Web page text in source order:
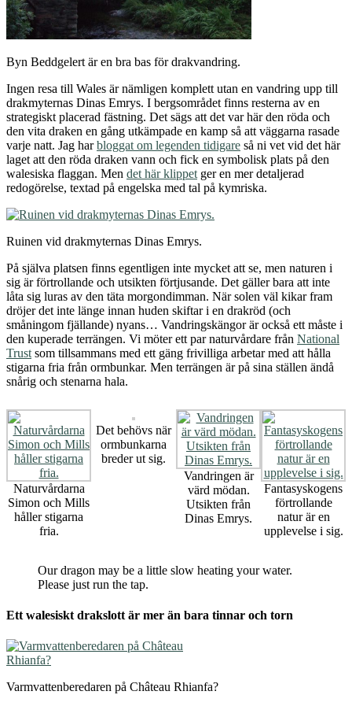
Byn Beddgelert är en bra bas för drakvandring.
Ingen resa till Wales är nämligen komplett utan en vandring upp till
drakmyternas Dinas Emrys. I bergsområdet finns resterna av en
strategiskt placerad fästning. Det sägs att det var här den röda och
den vita draken en gång utkämpade en kamp så att väggarna rasade
varje natt. Jag harbloggat om legenden tidigare så ni vet vid det här
laget att den röda draken vann och fick en symbolisk plats på den
walesiska flaggan. Men det här klippet ger en mer detaljerad
redogörelse, textad på engelska med tal på kymriska.
Ruinen vid drakmyternas Dinas Emrys.
På själva platsen finns egentligen inte mycket att se, men naturen i
sig är förtrollande och utsikten förtjusande. Det gäller bara att inte
låta sig luras av den täta morgondimman. När solen väl kikar fram
dröjer det inte länge innan huden skiftar i en drakröd (och
småningom fjällande) nyans… Vandringskängor är också ett måste i
den kuperade terrängen. Vi möter ett par naturvårdare från National
Trust som tillsammans med ett gäng frivilliga arbetar med att hålla
stigarna fria från ormbunkar. Men terrängen är på sina ställen ändå
snårig och stenarna hala.
Naturvårdarna
Simon och Mills
håller stigarna
fria.
Det behövs när
ormbunkarna
breder ut sig.
Vandringen är
värd mödan.
Utsikten från
Dinas Emrys.
Fantasyskogens
förtrollande
natur är en
upplevelse i sig.
Our dragon may be a little slow heating your water.
Please just run the tap.
Ett walesiskt drakslott är mer än bara tinnar och torn
Varmvattenberedaren på Château Rhianfa?